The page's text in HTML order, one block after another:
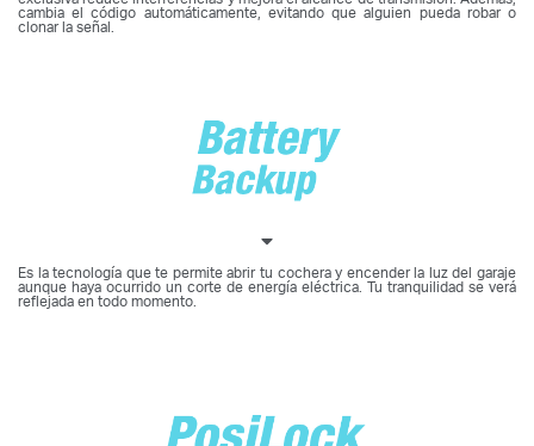
cambia el código automáticamente, evitando que alguien pueda robar o
clonar la señal.
Es la tecnología que te permite abrir tu cochera y encender la luz del garaje
aunque haya ocurrido un corte de energía eléctrica. Tu tranquilidad se verá
reflejada en todo momento.